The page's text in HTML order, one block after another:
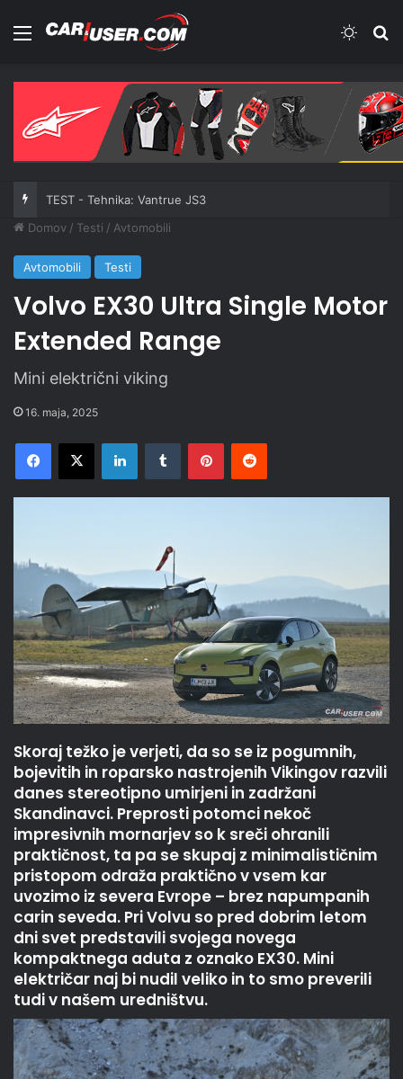
Meni
TEST - Tehnika: Vantrue JS3
Domov / Testi / Avtomobili
Avtomobili Testi
Volvo EX30 Ultra Single Motor
Extended Range
Mini električni viking
16. maja, 2025
Facebook
X LinkedInTumblr PinterestReddit
Skoraj težko je verjeti, da so se iz pogumnih,
bojevitih in roparsko nastrojenih Vikingov razvili
danes stereotipno umirjeni in zadržani
Skandinavci. Preprosti potomci nekoč
impresivnih mornarjev so k sreči ohranili
praktičnost, ta pa se skupaj z minimalističnim
pristopom odraža praktično v vsem kar
uvozimo iz severa Evrope – brez napumpanih
carin seveda. Pri Volvu so pred dobrim letom
dni svet predstavili svojega novega
kompaktnega aduta z oznako EX30. Mini
električar naj bi nudil veliko in to smo preverili
tudi v našem uredništvu.